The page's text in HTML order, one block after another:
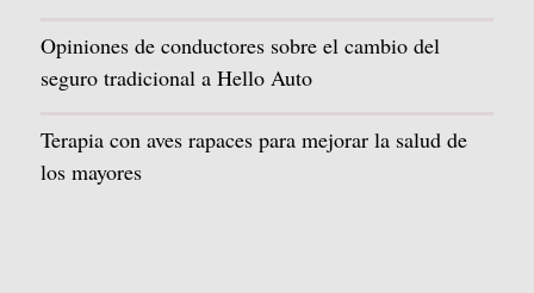
Opiniones de conductores sobre el cambio del
seguro tradicional a Hello Auto
Terapia con aves rapaces para mejorar la salud de
los mayores